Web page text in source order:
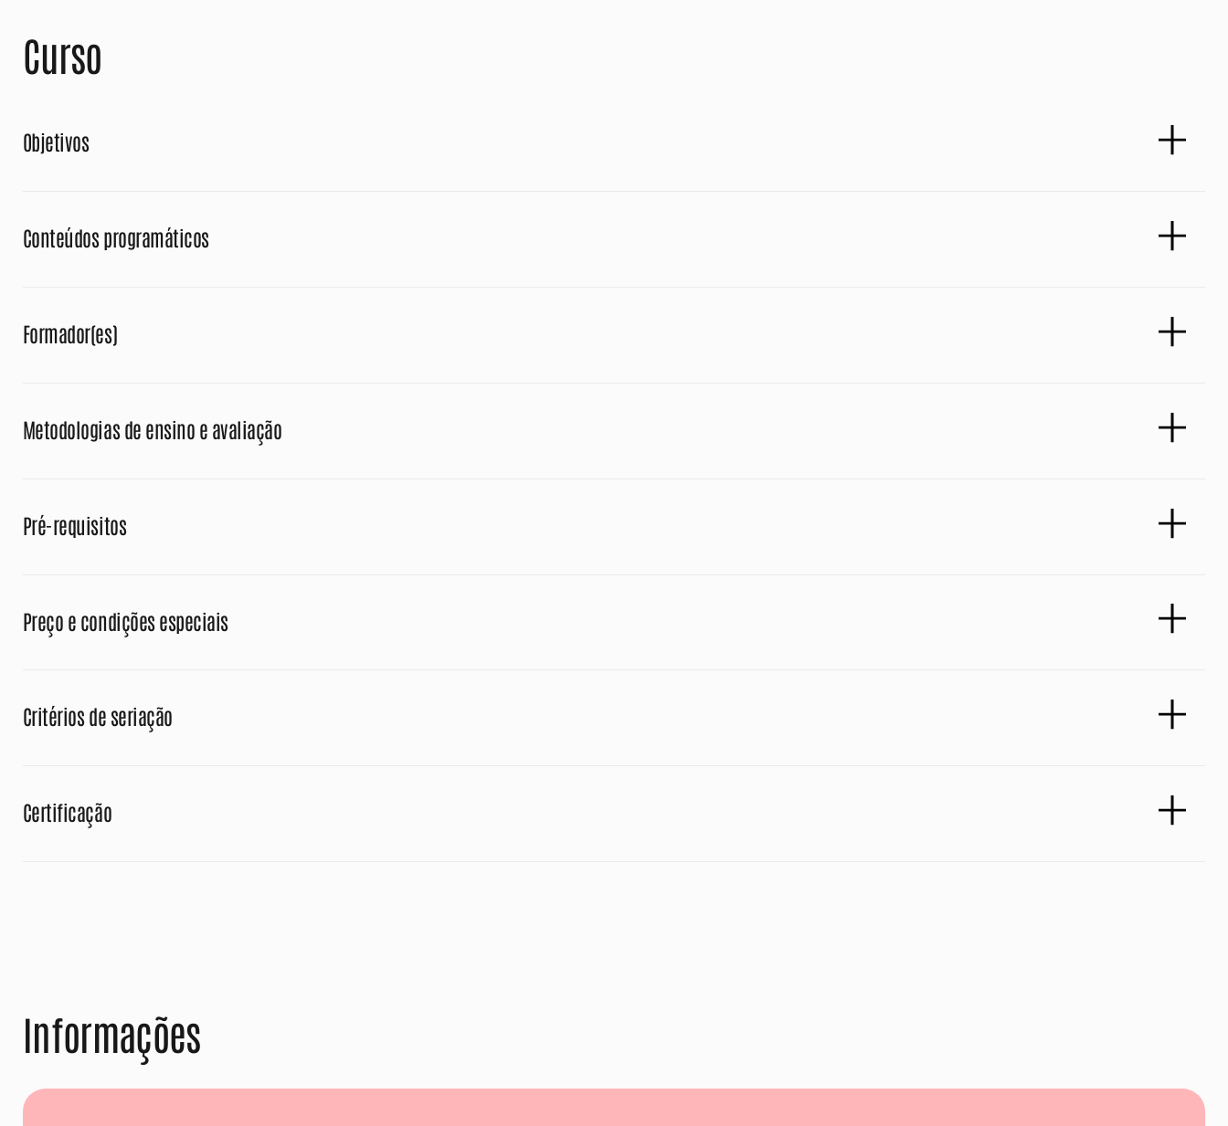
Curso
Objetivos
Conteúdos programáticos
Formador(es)
Metodologias de ensino e avaliação
Pré-requisitos
Preço e condições especiais
Critérios de seriação
Certificação
Informações